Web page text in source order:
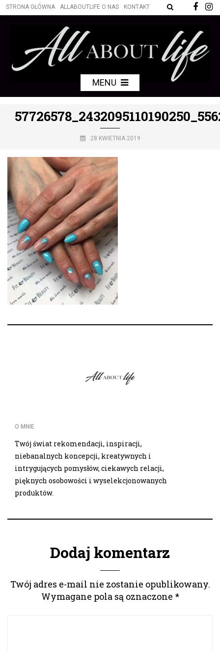
STRONA GŁÓWNA ALLABOUTLIFE O NAS KONTAKT
MENU
28 KWIETNIA 2019
O MNIE
Twój świat rekomendacji, inspiracji,
niebanalnych koncepcji, kreatywnych i
intrygujących pomysłów, ciekawych relacji,
pięknych osobowości i wyselekcjonowanych
produktów.
Dodaj komentarz
Twój adres e-mail nie zostanie opublikowany.
Wymagane pola są oznaczone *